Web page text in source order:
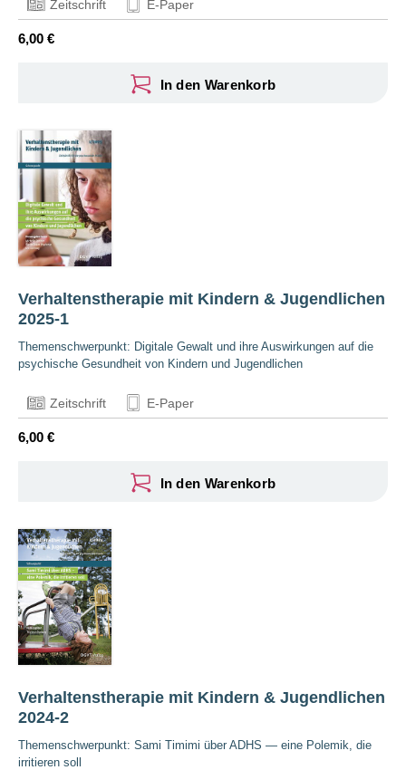
Zeitschrift E-Paper
6,00 €
In den Warenkorb
Verhaltenstherapie mit Kindern & Jugendlichen
2025-1
Themenschwerpunkt: Digitale Gewalt und ihre Auswirkungen auf die
psychische Gesundheit von Kindern und Jugendlichen
Zeitschrift E-Paper
6,00 €
In den Warenkorb
Verhaltenstherapie mit Kindern & Jugendlichen
2024-2
Themenschwerpunkt: Sami Timimi über ADHS — eine Polemik, die
irritieren soll